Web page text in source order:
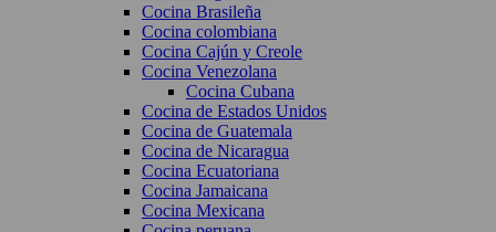
Cocina Brasileña
Cocina colombiana
Cocina Cajún y Creole
Cocina Venezolana
Cocina Cubana
Cocina de Estados Unidos
Cocina de Guatemala
Cocina de Nicaragua
Cocina Ecuatoriana
Cocina Jamaicana
Cocina Mexicana